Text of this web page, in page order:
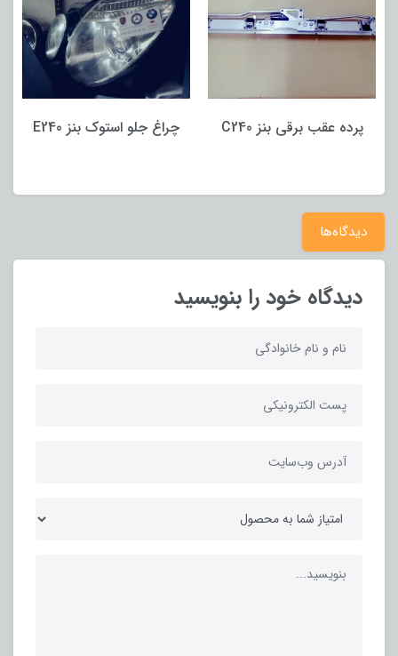
پرده عقب برقی بنز C240 چراغ جلو استوک بنز E240
دیدگاه‌ها
دیدگاه خود را بنویسید